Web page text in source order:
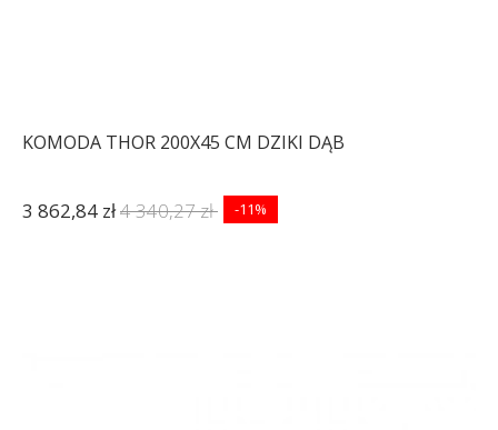
KOMODA THOR 200X45 CM DZIKI DĄB
3 862,84 zł4 340,27 zł -11%